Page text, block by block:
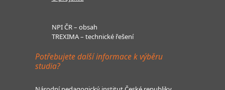
NPI ČR – obsah
TREXIMA – technické řešení
Potřebujete další informace k výběru
studia?